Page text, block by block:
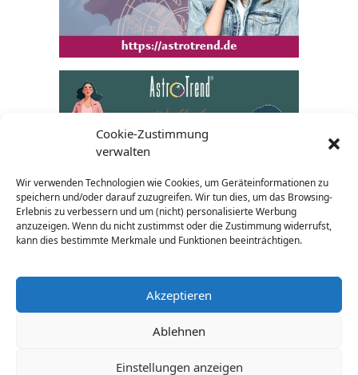
Cookie-Zustimmung
verwalten
Wir verwenden Technologien wie Cookies, um Geräteinformationen zu
speichern und/oder darauf zuzugreifen. Wir tun dies, um das Browsing-
Erlebnis zu verbessern und um (nicht) personalisierte Werbung
anzuzeigen. Wenn du nicht zustimmst oder die Zustimmung widerrufst,
kann dies bestimmte Merkmale und Funktionen beeinträchtigen.
Akzeptieren
Ablehnen
Einstellungen anzeigen